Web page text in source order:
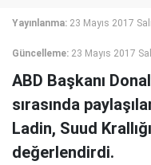
Yayınlanma: 23 Mayıs 2017
Güncelleme: 23 Mayıs 2017
ABD Başkanı
sırasında
Ladin, Suud
değerlendirdi.